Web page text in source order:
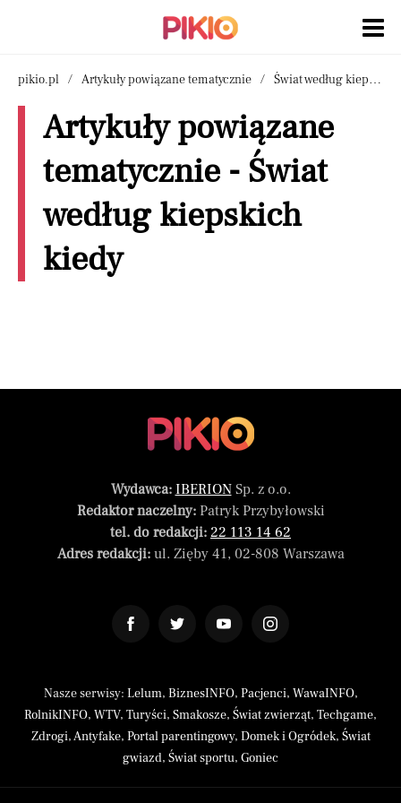
pikio.pl Artykuły powiązane tematycznie Świat według kiepskich kiedy
Artykuły powiązane
tematycznie - Świat
według kiepskich
kiedy
Wydawca: IBERIONSp. z o.o.
Redaktor naczelny:Patryk Przybyłowski
tel. do redakcji: 22 113 14 62
Adres redakcji:ul. Zięby 41, 02-808 Warszawa
Nasze serwisy: Lelum, BiznesINFO, Pacjenci, WawaINFO,
RolnikINFO, WTV, Turyści, Smakosze, Świat zwierząt, Techgame,
Zdrogi,Antyfake, Portal parentingowy, Domek i Ogródek, Świat
gwiazd, Świat sportu, Goniec